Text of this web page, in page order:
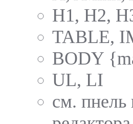
H1, H2,
TABLE,
BODY
UL, LI
см.